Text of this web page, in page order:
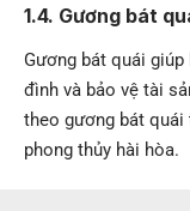
1.4. Gương bát
Gương bát quái
đình và bảo vệ tài
theo gương bát quái
phong thủy hài hòa.